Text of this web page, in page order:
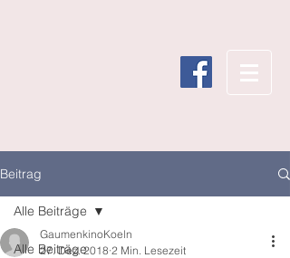
Beitrag
Alle Beiträge
Alle Beiträge
GaumenkinoKoeln
27. Dez. 2018 2 Min. Lesezeit